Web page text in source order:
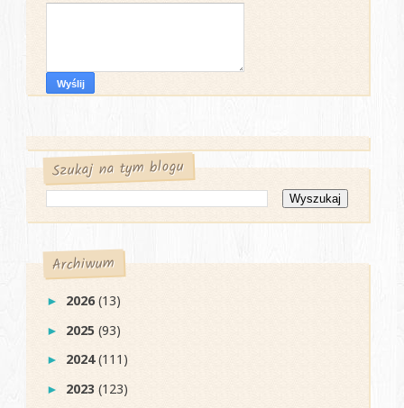
Szukaj na tym blogu
Archiwum
► 2026(13)
► 2025(93)
► 2024(111)
► 2023(123)